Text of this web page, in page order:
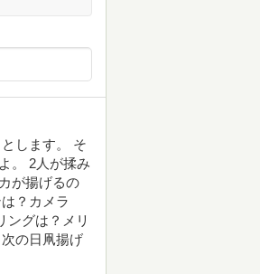
します。 そ
。 2人が揉み
が揚げるの
？カメラ
ングは？メリ
の日凧揚げ